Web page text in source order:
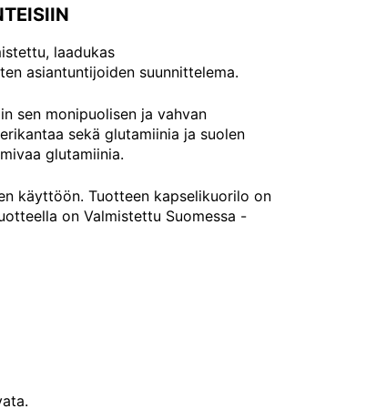
laadukas
asiantuntijoiden suunnittelema.
sen monipuolisen ja vahvan
sekä glutamiinia ja suolen
glutamiinia.
käyttöön. Tuotteen kapselikuorilo on
on Valmistettu Suomessa -